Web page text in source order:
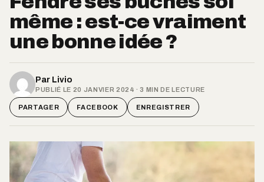
même : est-ce vraiment
une bonne idée ?
Par Livio
PUBLIÉ LE 20 JANVIER 2024 · 3 MIN DE LECTURE
PARTAGER FACEBOOK ENREGISTRER